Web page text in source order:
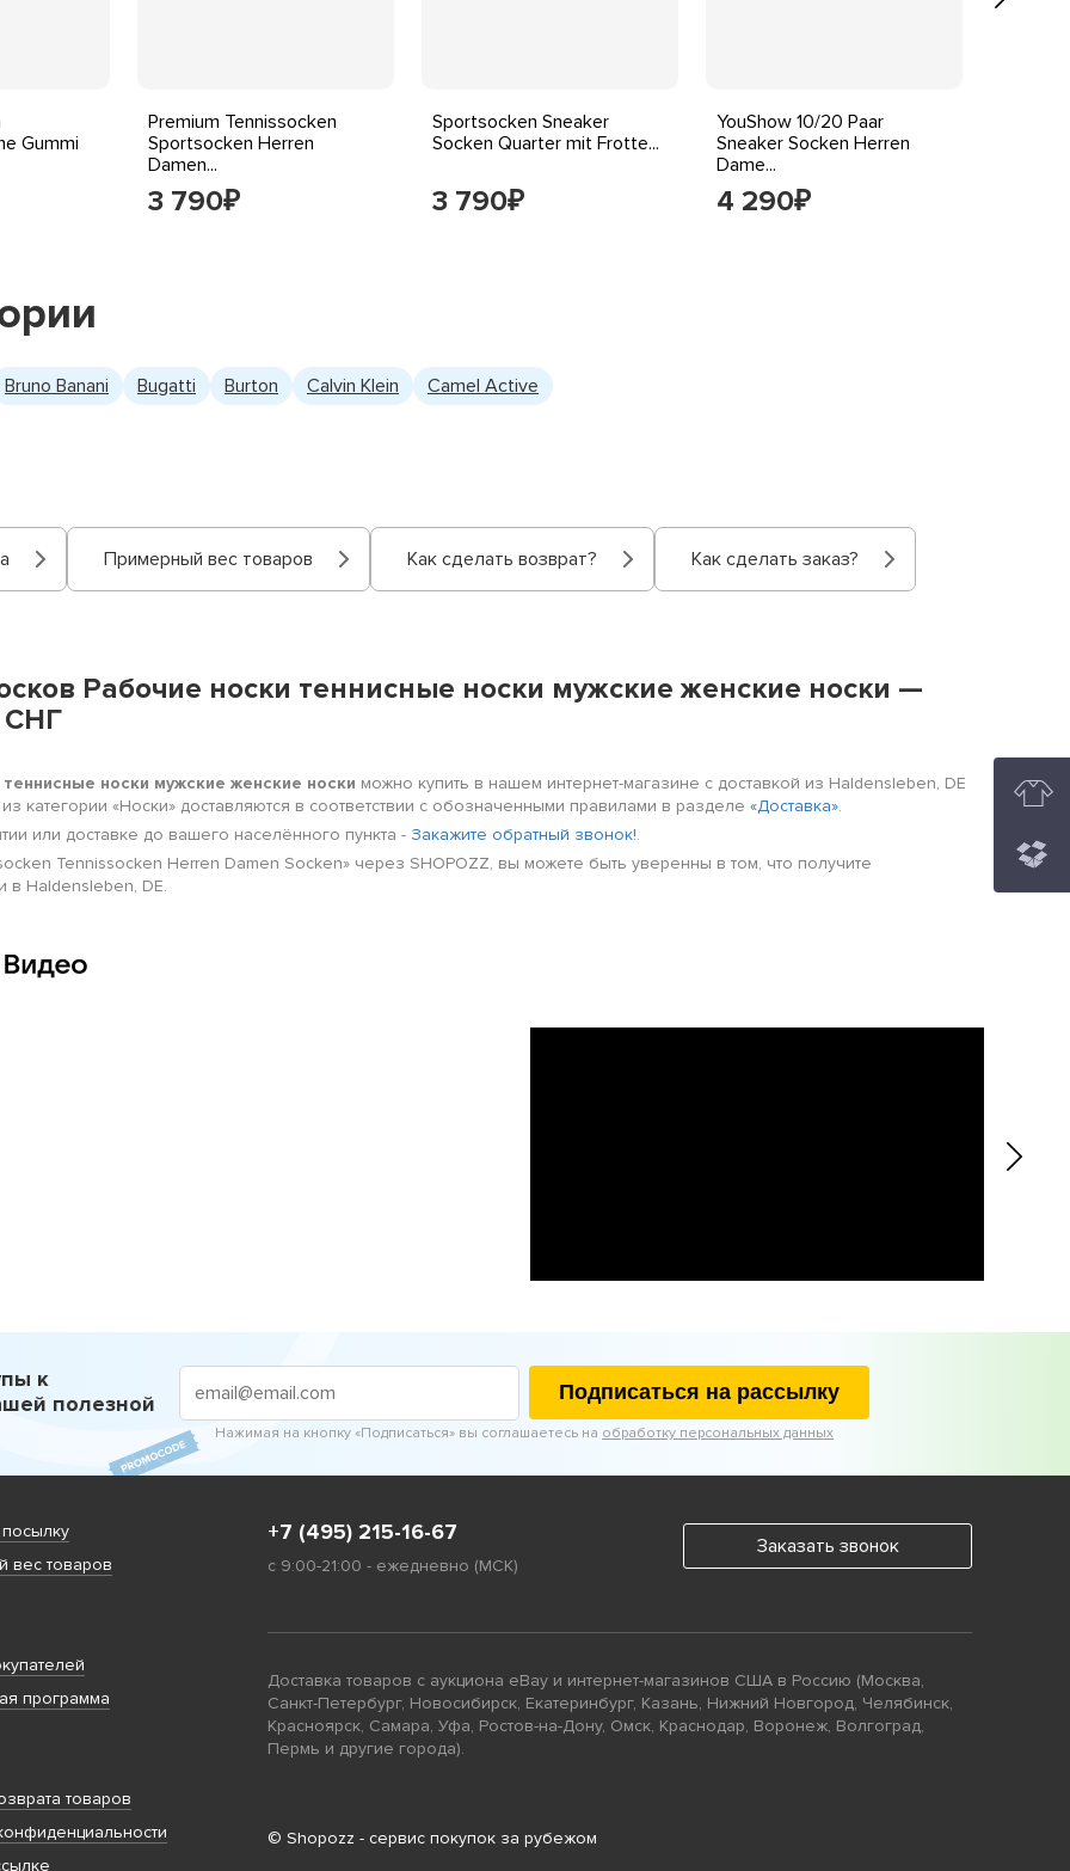
Gummi
Premium Tennissocken
Sportsocken Herren
Damen...
3 790₽
Sportsocken Sneaker
Socken Quarter mit Frotte...
3 790₽
YouShow 10/20 Paar
Sneaker Socken Herren
Dame...
4 290₽
Bruno Banani Bugatti Burton Calvin Klein Camel Active
Примерный вес товаров Как сделать возврат? Как сделать заказ?
Рабочие носки теннисные носки мужские женские носки —
СНГ
носки мужские женские носки можно купить в нашем интернет-магазине с доставкой из Haldensleben, DE
категории «Носки» доставляются в соответствии с обозначенными правилами в разделе «Доставка».
или доставке до вашего населённого пункта - Закажите обратный звонок!.
Tennissocken Herren Damen Socken» через SHOPOZZ, вы можете быть уверенны в том, что получите
в Haldensleben, DE.
к
полезной
Подписаться на рассылку
Нажимая на кнопку «Подписаться» вы соглашаетесь на обработку персональных данных
вес товаров
программа
товаров
+7 (495) 215-16-67
с 9:00-21:00 - ежедневно (МСК)
Заказать звонок
Доставка товаров с аукциона eBay и интернет-магазинов США в Россию (Москва,
Санкт-Петербург, Новосибирск, Екатеринбург, Казань, Нижний Новгород, Челябинск,
Красноярск, Самара, Уфа, Ростов-на-Дону, Омск, Краснодар, Воронеж, Волгоград,
Пермь и другие города).
© Shopozz - сервис покупок за рубежом